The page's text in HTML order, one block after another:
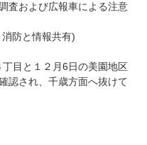
査および広報車による注意
防と情報共有)
目と１２月6日の美園地区
認され、千歳方面へ抜けて